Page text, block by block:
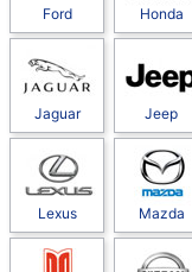
Ford Honda
Jaguar Jeep
Lexus Mazda